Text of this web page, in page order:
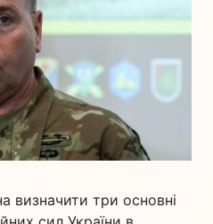
три основні